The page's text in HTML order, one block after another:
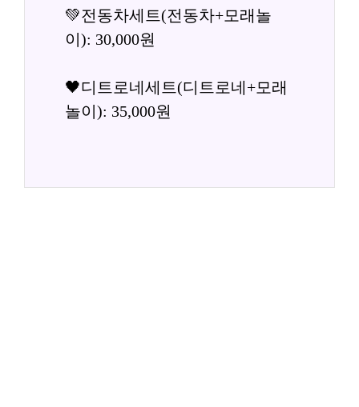
💚전동차세트(전동차+모래놀
이): 30,000원
🖤디트로네세트(디트로네+모래
놀이): 35,000원